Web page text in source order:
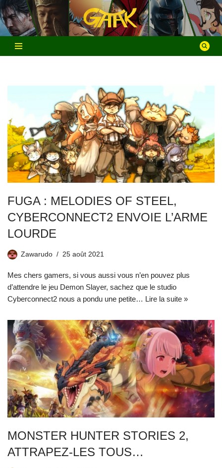
Aller
au
contenu
FUGA : MELODIES OF STEEL,
CYBERCONNECT2 ENVOIE L’ARME
LOURDE
Zawarudo 25 août 2021
Mes chers gamers, si vous aussi vous n’en pouvez plus
d’attendre le jeu Demon Slayer, sachez que le studio
Cyberconnect2 nous a pondu une petite… Lire la suite »
MONSTER HUNTER STORIES 2,
ATTRAPEZ-LES TOUS…